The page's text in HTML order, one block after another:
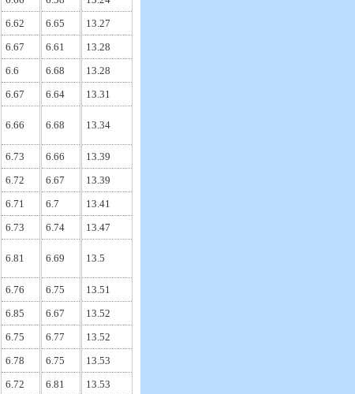
6.62 6.65
13.27
6.67 6.61
13.28
6.6 6.68
13.28
6.67 6.64 13.31
6.66 6.68 13.34
6.73 6.66
13.39
6.72 6.67
13.39
6.71 6.7
13.41
6.73 6.74 13.47
6.81 6.69 13.5
6.76 6.75
13.51
6.85 6.67
13.52
6.75 6.77
13.52
6.78 6.75
13.53
6.72 6.81
13.53